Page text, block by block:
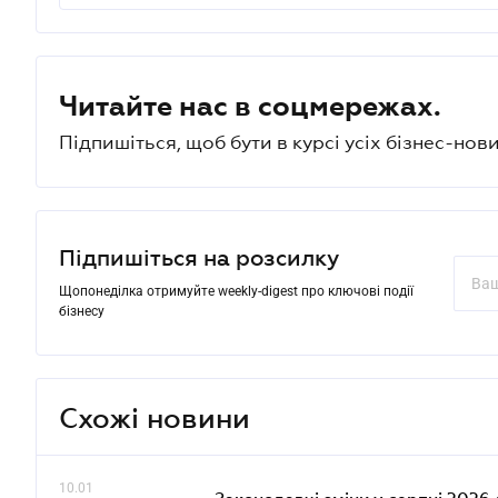
Читайте нас в соцмережах.
Підпишіться, щоб бути в курсі усіх бізнес-
Підпишіться на розсилку
Щопонеділка отримуйте weekly-digest про ключові події
бізнесу
Схожі новини
10.01